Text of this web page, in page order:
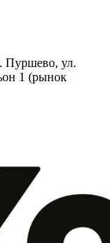
Пуршево, ул.
1 (рынок